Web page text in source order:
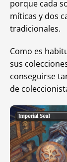
porque cada
míticas y dos
tradicionales.
Como es
sus
conseguirse
de